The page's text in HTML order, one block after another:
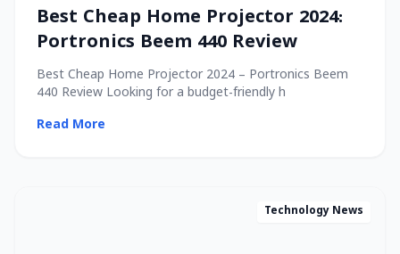
Best Cheap Home Projector 2024:
Portronics Beem 440 Review
Best Cheap Home Projector 2024 – Portronics Beem
440 Review Looking for a budget-friendly h
Read More
Technology News